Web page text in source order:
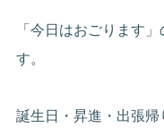
「今日はおごります
す。
誕生日・昇進・出張